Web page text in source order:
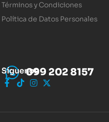
Términos y Condiciones
Política de Datos Personales
099 202 8157
Síguenos